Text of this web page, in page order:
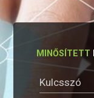
MINŐSÍTETT